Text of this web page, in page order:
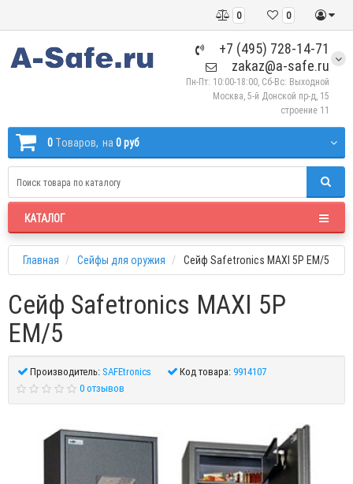
0
0
+7 (495) 728-14-71
zakaz@a-safe.ru
Пн-Пт: 10:00-18:00, Сб-Вс: Выходной
Москва, 5-й Донской пр-д, 15
строение 11
0 Tоваров, на 0 руб
КАТАЛОГ
Главная Сейфы для оружия Сейф Safetronics MAXI 5P EM/5
Сейф Safetronics MAXI 5P
EM/5
Производитель:SAFEtronics Код товара:9914107
0 отзывов